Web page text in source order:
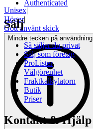
Unisex|
Höger|
Gott använt skick
Mindre tecken på användning
Authenticated
Sälj
Så säljer du privat
Sälj som företag
ProLister
Välgörenhet
Fraktkalkylatorn
Butik
Priser
Kontakt & Hjälp